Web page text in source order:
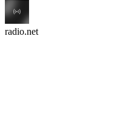
radio.net